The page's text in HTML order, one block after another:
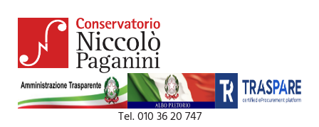
Tel. 010 36 20 747